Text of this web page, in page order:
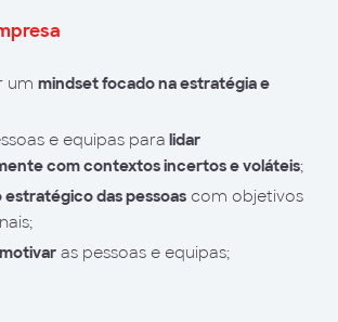
um mindset focado na estratégia e
e equipas para lidar
com contextos incertos e voláteis;
das pessoas com objetivos
motivar as pessoas e equipas;